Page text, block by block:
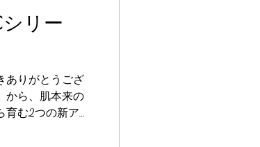
シリー
ありがとうござ
から、肌本来の
む2つの新アイ